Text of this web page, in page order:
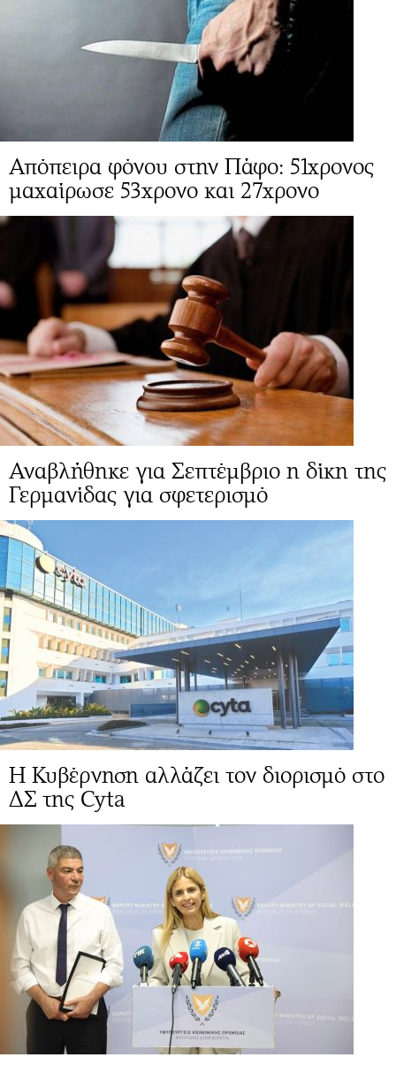
Απόπειρα φόνου στην Πάφο: 51χρονος
μαχαίρωσε 53χρονο και 27χρονο
Αναβλήθηκε για Σεπτέμβριο η δίκη της
Γερμανίδας για σφετερισμό
Η Κυβέρνηση αλλάζει τον διορισμό στο
ΔΣ της Cyta